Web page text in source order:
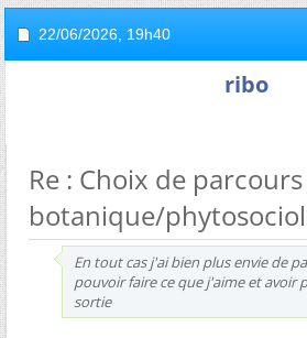
22/06/2026, 19h40
ribo
Re : Choix de parcours
botanique/
En tout cas j'ai bien plus envie de
pouvoir faire ce que j'aime et avoir
sortie